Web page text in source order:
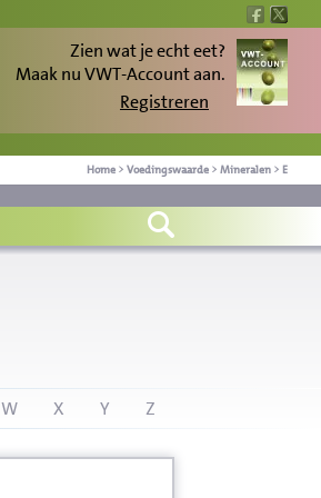
Zien wat je echt eet?
Maak nu VWT-Account aan.
Registreren
Home > Voedingswaarde > Mineralen > E
W X Y Z